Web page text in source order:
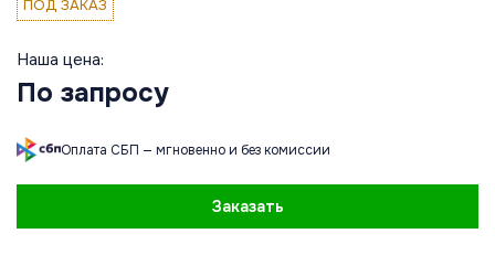
ПОД ЗАКАЗ
Наша цена:
По запросу
Оплата СБП — мгновенно и без комиссии
Заказать